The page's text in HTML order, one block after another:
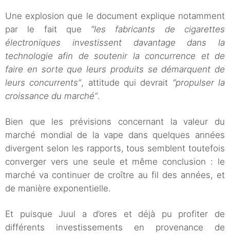
Une explosion que le document explique notamment
par le fait que “les fabricants de cigarettes
électroniques investissent davantage dans la
technologie afin de soutenir la concurrence et de
faire en sorte que leurs produits se démarquent de
leurs concurrents”, attitude qui devrait “propulser la
croissance du marché”.
Bien que les prévisions concernant la valeur du
marché mondial de la vape dans quelques années
divergent selon les rapports, tous semblent toutefois
converger vers une seule et même conclusion : le
marché va continuer de croître au fil des années, et
de manière exponentielle.
Et puisque Juul a d’ores et déjà pu profiter de
différents investissements en provenance de